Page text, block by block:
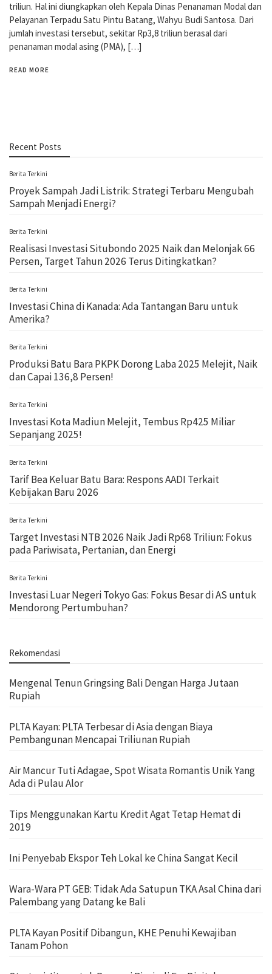
triliun. Hal ini diungkapkan oleh Kepala Dinas Penanaman Modal dan
Pelayanan Terpadu Satu Pintu Batang, Wahyu Budi Santosa. Dari
jumlah investasi tersebut, sekitar Rp3,8 triliun berasal dari
penanaman modal asing (PMA), […]
READ MORE
Recent Posts
Berita Terkini
Proyek Sampah Jadi Listrik: Strategi Terbaru Mengubah
Sampah Menjadi Energi?
Berita Terkini
Realisasi Investasi Situbondo 2025 Naik dan Melonjak 66
Persen, Target Tahun 2026 Terus Ditingkatkan?
Berita Terkini
Investasi China di Kanada: Ada Tantangan Baru untuk
Amerika?
Berita Terkini
Produksi Batu Bara PKPK Dorong Laba 2025 Melejit, Naik
dan Capai 136,8 Persen!
Berita Terkini
Investasi Kota Madiun Melejit, Tembus Rp425 Miliar
Sepanjang 2025!
Berita Terkini
Tarif Bea Keluar Batu Bara: Respons AADI Terkait
Kebijakan Baru 2026
Berita Terkini
Target Investasi NTB 2026 Naik Jadi Rp68 Triliun: Fokus
pada Pariwisata, Pertanian, dan Energi
Berita Terkini
Investasi Luar Negeri Tokyo Gas: Fokus Besar di AS untuk
Mendorong Pertumbuhan?
Rekomendasi
Mengenal Tenun Gringsing Bali Dengan Harga Jutaan
Rupiah
PLTA Kayan: PLTA Terbesar di Asia dengan Biaya
Pembangunan Mencapai Triliunan Rupiah
Air Mancur Tuti Adagae, Spot Wisata Romantis Unik Yang
Ada di Pulau Alor
Tips Menggunakan Kartu Kredit Agat Tetap Hemat di
2019
Ini Penyebab Ekspor Teh Lokal ke China Sangat Kecil
Wara-Wara PT GEB: Tidak Ada Satupun TKA Asal China dari
Palembang yang Datang ke Bali
PLTA Kayan Positif Dibangun, KHE Penuhi Kewajiban
Tanam Pohon